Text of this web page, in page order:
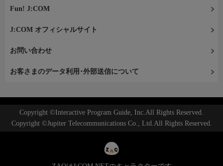
Fun! J:COM
J:COM オフィシャルサイト
お問い合わせ
お客さまのデータ利用･外部送信について
Copyright ©Interactive Program Guide, Inc.All Rights Reserved.
Copyright ©Jupiter Telecommunications Co., Ltd.All Rights Reserved.